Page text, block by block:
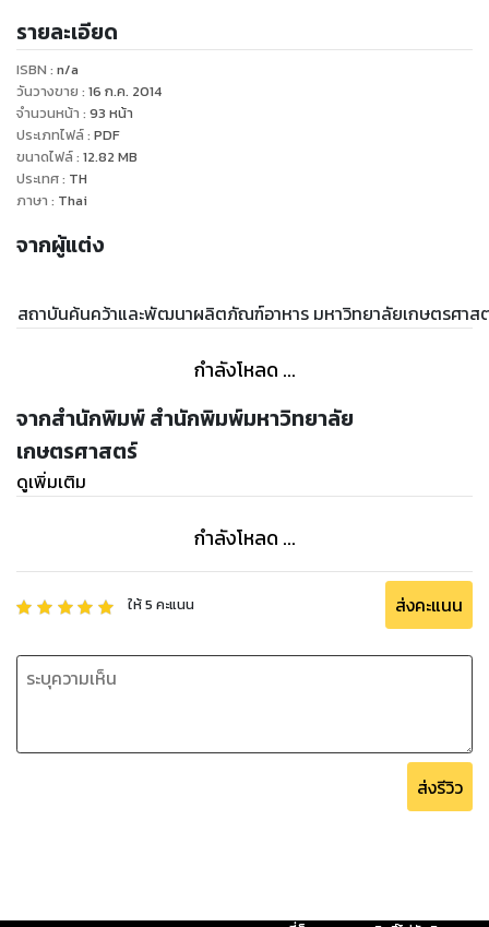
รายละเอียด
ISBN : n/a
วันวางขาย : 16 ก.ค. 2014
จำนวนหน้า : 93 หน้า
ประเภทไฟล์: PDF
ขนาดไฟล์: 12.82 MB
ประเทศ: TH
ภาษา : Thai
จากผู้แต่ง
สถาบันค้นคว้าและพัฒนาผลิตภัณฑ์อาหาร มหาวิทยาลัยเกษตรศาส
กำลังโหลด ...
จากสำนักพิมพ์ สำนักพิมพ์มหาวิทยาลัย
เกษตรศาสตร์
ดูเพิ่มเติม
กำลังโหลด ...
ให้5 คะแนน ส่งคะแนน
ส่งรีวิว